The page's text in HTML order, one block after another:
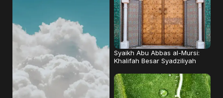
Syaikh Abu Abbas al-Mursi:
Khalifah Besar Syadziliyah